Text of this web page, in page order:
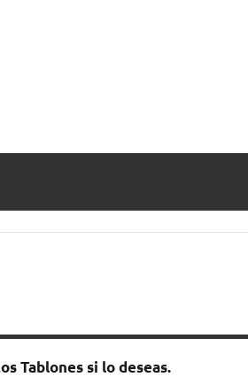
Tablones ѕi lo deseas.